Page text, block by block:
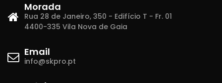
Morada
Rua 28 de Janeiro, 350 - Edifício T - Fr. 01
4400-335 Vila Nova de Gaia
Email
info@skpro.pt